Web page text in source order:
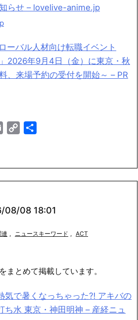
らせ – lovelive-anime.jp
ーバル人材向け転職イベント
2026年9月4日（金）に東京・秋
、来場予約の受付を開始～ – PR
Email
Copy
08/08 18:01
, ニュースキーワード , ACT
まとめて掲載しています。
気で暑くなっちゃった⁈ アキバの
ち水 東京・神田明神 – 産経ニュ